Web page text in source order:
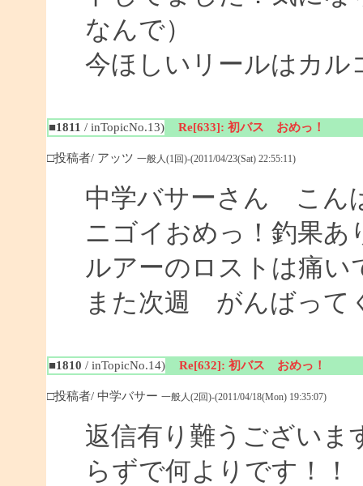
なんで）
今ほしいリールはカル
■1811 / inTopicNo.13) Re[633]: 初バス おめっ！
□投稿者/ アッツ 一般人(1回)-(2011/04/23(Sat) 22:55:11)
中学バサーさん こん
ニゴイおめっ！釣果あ
ルアーのロストは痛い
また次週 がんばって
■1810 / inTopicNo.14) Re[632]: 初バス おめっ！
□投稿者/ 中学バサー 一般人(2回)-(2011/04/18(Mon) 19:35:07)
返信有り難うございま
らずで何よりです！！